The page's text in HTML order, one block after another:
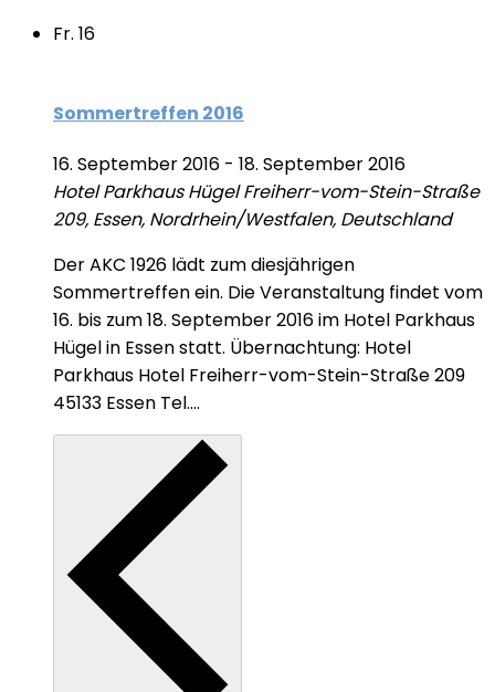
Fr. 16
Sommertreffen 2016
16. September 2016 - 18. September 2016
Hotel Parkhaus HügelFreiherr-vom-Stein-Straße
209, Essen, Nordrhein/Westfalen, Deutschland
Der AKC 1926 lädt zum diesjährigen
Sommertreffen ein. Die Veranstaltung findet vom
16. bis zum 18. September 2016 im Hotel Parkhaus
Hügel in Essen statt. Übernachtung: Hotel
Parkhaus Hotel Freiherr-vom-Stein-Straße 209
45133 Essen Tel....